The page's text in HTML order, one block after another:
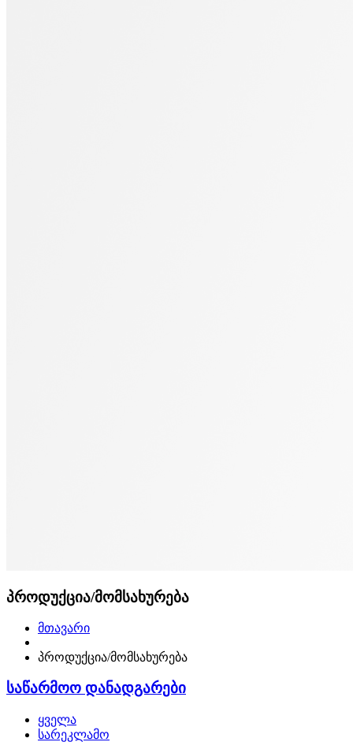
პროდუქცია/მომსახურება
მთავარი
პროდუქცია/მომსახურება
საწარმოო დანადგარები
ყველა
სარეკლამო